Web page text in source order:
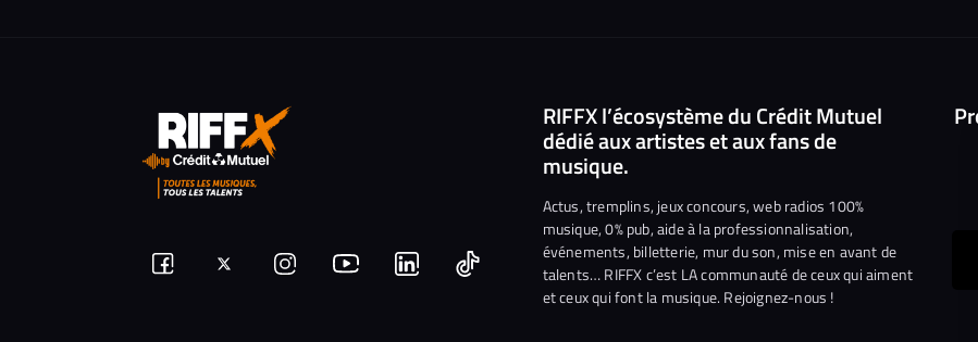
Suivez-Suivez-Nous
NousNous Nous
RIFFX l’écosystème du Crédit Mutuel
dédié aux artistes et aux fans de
musique.
Actus, tremplins, jeux concours, web radios 100%
musique, 0% pub, aide à la professionnalisation,
événements, billetterie, mur du son, mise en avant de
talents… RIFFX c’est LA communauté de ceux qui aiment
et ceux qui font la musique. Rejoignez-nous !